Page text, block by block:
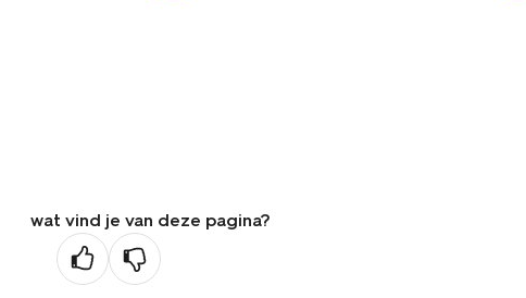
wat vind je van deze pagina?